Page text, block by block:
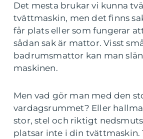
Det mesta brukar vi kunna
tvättmaskin, men det finns
får plats eller som fungerar
sådan sak är mattor. Visst
badrumsmattor kan man
maskinen.
Men vad gör man med den
vardagsrummet? Eller
stor, stel och riktigt
platsar inte i din tvättmaskin.